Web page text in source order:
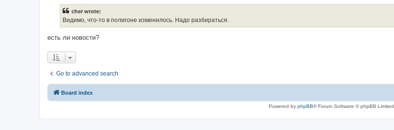
cher wrote:
Видимо, что-то в полигоне изменилось. Надо разбираться.
есть ли новости?
Go to advanced search
Board index
Powered by phpBB® Forum Software © phpBB Limited